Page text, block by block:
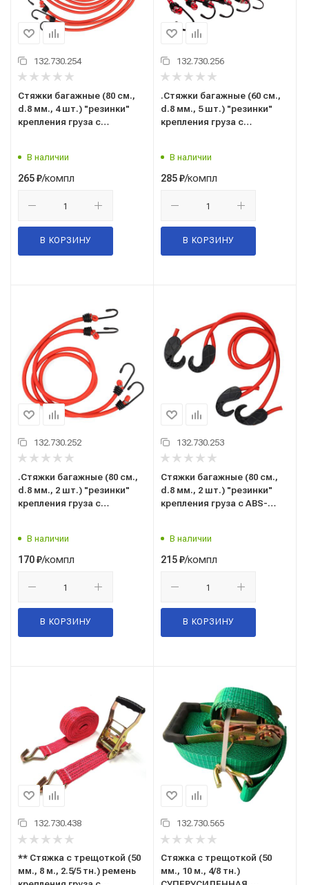
132.730.254
Стяжки багажные (80 см.,
d.8 мм., 4 шт.) "резинки"
крепления груза с
В наличии
265₽/компл
В КОРЗИНУ
132.730.256
.Стяжки багажные (60 см.,
d.8 мм., 5 шт.) "резинки"
крепления груза с
В наличии
285₽/компл
В КОРЗИНУ
132.730.252
.Стяжки багажные (80 см.,
d.8 мм., 2 шт.) "резинки"
крепления груза с
В наличии
170₽/компл
В КОРЗИНУ
132.730.253
Стяжки багажные (80 см.,
d.8 мм., 2 шт.) "резинки"
крепления груза с ABS-
В наличии
215₽/компл
В КОРЗИНУ
132.730.438
** Стяжка с трещоткой (50
мм., 8 м., 2.5/5 тн.) ремень
132.730.565
Стяжка с трещоткой (50
мм., 10 м., 4/8 тн.)